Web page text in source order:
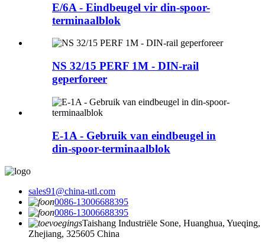
E/6A - Eindbeugel vir din-spoor-
terminaalblok
NS 32/15 PERF 1M - DIN-rail
geperforeer
E-1A - Gebruik van eindbeugel in
din-spoor-terminaalblok
sales91@china-utl.com
0086-13006688395
0086-13006688395
Taishang Industriële Sone, Huanghua, Yueqing,
Zhejiang, 325605 China